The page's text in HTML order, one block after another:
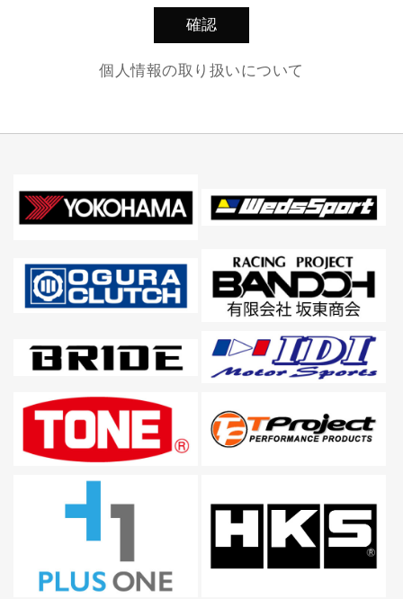
個人情報の取り扱いについて